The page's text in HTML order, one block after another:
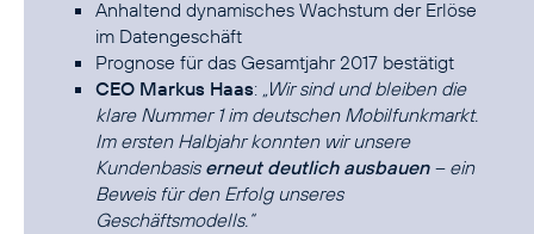
Anhaltend dynamisches Wachstum der Erlöse
im Datengeschäft
Prognose für das Gesamtjahr 2017 bestätigt
CEO Markus Haas: „Wir sind und bleiben die
klare Nummer 1 im deutschen Mobilfunkmarkt.
Im ersten Halbjahr konnten wir unsere
Kundenbasis erneut deutlich ausbauen– ein
Beweis für den Erfolg unseres
Geschäftsmodells.“